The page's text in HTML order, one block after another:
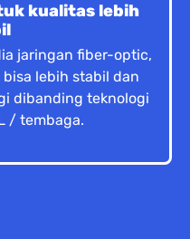
kualitas lebih
jaringan fiber-optic,
lebih stabil dan
dibanding teknologi
/ tembaga.